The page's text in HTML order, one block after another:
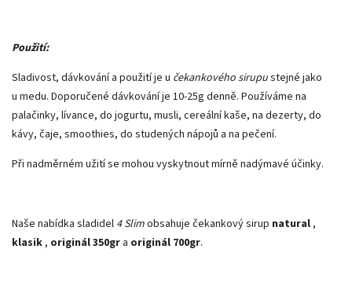
Použití:
Sladivost, dávkování a použití je u čekankového sirupustejné jako
u medu. Doporučené dávkování je 10-25g denně. Používáme na
palačinky, lívance, do jogurtu, musli, cereální kaše, na dezerty, do
kávy, čaje, smoothies, do studených nápojů a na pečení.
Při nadměrném užití se mohou vyskytnout mírně nadýmavé účinky.
Naše nabídka sladidel 4 Slimobsahuje čekankový sirup natural ,
klasik , originál 350gr a originál 700gr.